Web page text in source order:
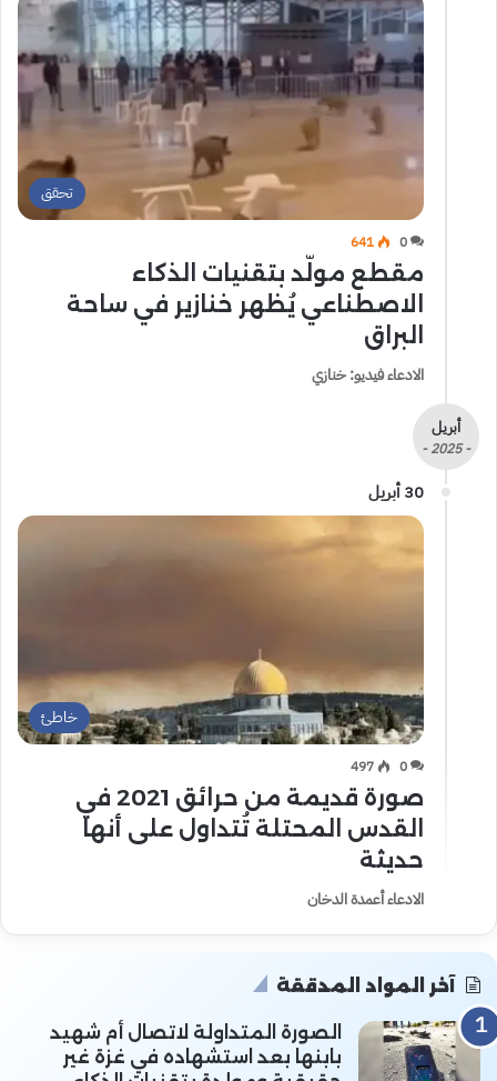
تحقق
0
641
مقطع مولّد بتقنيات الذكاء
الاصطناعي يُظهر خنازير في ساحة
البراق
الادعاء فيديو: خنازي
أبريل
- 2025 -
30 أبريل
خاطئ
0
497
صورة قديمة من حرائق 2021 في
القدس المحتلة تُتداول على أنها
حديثة
الادعاء أعمدة الدخان
آخر المواد المدققة
الصورة المتداولة لاتصال أم شهيد
بابنها بعد استشهاده في غزة غير